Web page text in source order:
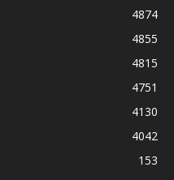
4874
4855
4815
4751
4130
4042
153